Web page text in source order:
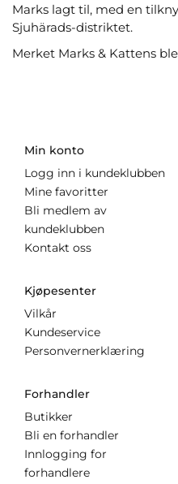
Marks lagt til, med en
Sjuhärads-distriktet.
Merket Marks & Kattens
Min konto
Logg inn i kundeklubben
Mine favoritter
Bli medlem av
kundeklubben
Kontakt oss
Kjøpesenter
Vilkår
Kundeservice
Personvernerklæring
Forhandler
Butikker
Bli en forhandler
Innlogging for
forhandlere